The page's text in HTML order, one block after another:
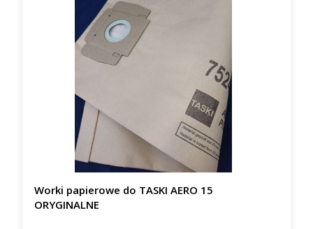
Worki papierowe do TASKI AERO 15
ORYGINALNE